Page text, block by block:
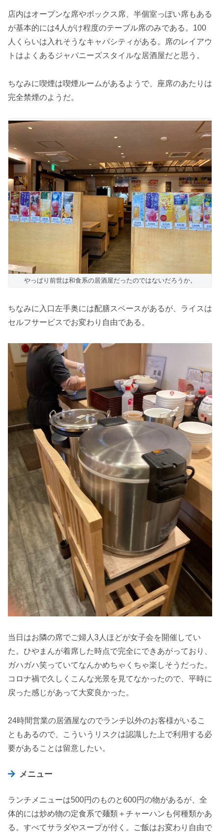
店内はオープンな席やボックス席、半個室っぽい席もある
が基本的には4人がけ程度のテーブル席のみである。100
人くらいは入れそうなキャパシティがある。席のレイアウ
トはよくあるジャパニーズスタイルな居酒屋だと思う。
ちなみに喫煙は喫煙ルームがあるようで、座席のあたりは
完全禁煙のようだ。
やっぱり前世は和食系の居酒屋だったのではないだろうか。
ちなみに入口左手奥には配膳スペースがあるが、ライスは
セルフサービスでお変わり自由である。
当日はお隣の席でご婦人3人ほどが女子会を開催してい
た。ひやまんが着席した時点で完全にできあがっており、
ガハガハ笑っていてなんかめちゃくちゃ楽しそうだった。
コロナ禍で久しくこんな光景を見てなかったので、平時に
戻った感じがあって大変良かった。
24時間営業の居酒屋なのでランチ以外のお客様がいるこ
ともあるので、こういうリスクは認識した上で利用する必
要があることは留意したい。
メニュー
ランチメニューは500円のものと600円の物があるが、全
体的には炒め物の定食系で麺類＋チャーハンも何種類かあ
る。すべてサラダやスープが付く。ご飯はお変わり自由で